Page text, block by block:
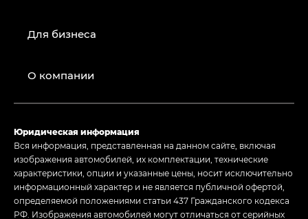
Для бизнеса
О компании
Юридическая информация
Вся информация, представленная на данном сайте, включая
изображения автомобилей, их комплектации, технические
характеристики, опции и указанные цены, носит исключительно
информационный характер и не является публичной офертой,
определяемой положениями статьи 437 Гражданского кодекса
РФ. Изображения автомобилей могут отличаться от серийных